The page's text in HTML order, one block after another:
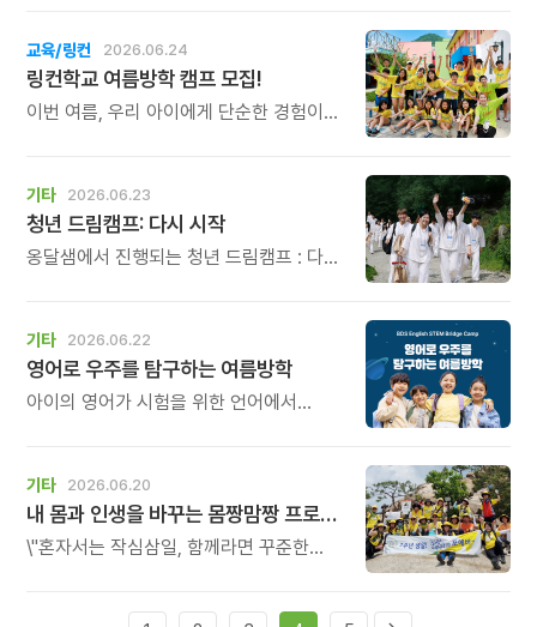
시작하는 아버지센터의 주요 프로그램을
소개해 드립니다.
교육/링컨 2026.06.24
링컨학교 여름방학 캠프 모집!
이번 여름, 우리 아이에게 단순한 경험이
인생에서 가장 중요한 시기를 놓치지
마세요.
기타 2026.06.23
청년 드림캠프: 다시 시작
옹달샘에서 진행되는 청년 드림캠프 : 다시
그리고 자신의 꿈과 삶을 말하는 2분
스피치를 통해 흔들리던 삶의 중심을 다시
세우며 자신의 꿈을 향해 다시 시작할
용기를 찾는 시간입니다.
기타 2026.06.22
영어로 우주를 탐구하는 여름방학
아이의 영어가 시험을 위한 언어에서
기타 2026.06.20
내 몸과 인생을 바꾸는 몸짱맘짱 프로그램 모집
\"혼자서는 작심삼일, 함께라면 꾸준한
공동체입니다.